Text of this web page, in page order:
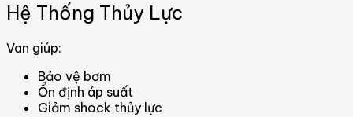
Hệ Thống Thủy Lực
Van giúp:
Bảo vệ bơm
Ổn định áp suất
Giảm shock thủy lực